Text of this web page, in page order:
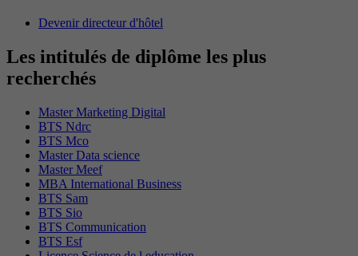
Devenir directeur d'hôtel
Les intitulés de diplôme les plus
recherchés
Master Marketing Digital
BTS Ndrc
BTS Mco
Master Data science
Master Meef
MBA International Business
BTS Sam
BTS Sio
BTS Communication
BTS Esf